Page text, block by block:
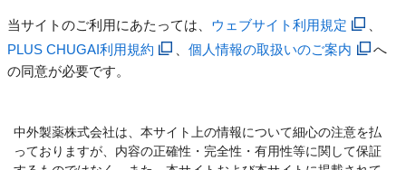
当サイトのご利用にあたっては、 ウェブサイト利用規定
PLUS CHUGAI利用規約
、個人情報の取扱いのご案内
へ
の同意が必要です。
中外製薬株式会社は、本サイト上の情報について細心の注意を払
っておりますが、内容の正確性・完全性・有用性等に関して保証